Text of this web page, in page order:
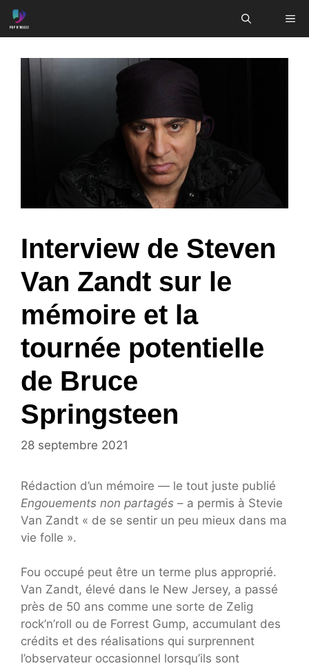
Aller
au
Interview de Steven
Van Zandt sur le
mémoire et la
tournée potentielle
de Bruce
Springsteen
28 septembre 2021
Rédaction d’un mémoire — le tout juste publié
Engouements non partagés – a permis à Stevie
Van Zandt « de se sentir un peu mieux dans ma
vie folle ».
Fou occupé peut être un terme plus approprié.
Van Zandt, élevé dans le New Jersey, a passé
près de 50 ans comme une sorte de Zelig
rock’n’roll ou de Forrest Gump, accumulant des
crédits et des réalisations qui surprennent
l’observateur occasionnel lorsqu’ils sont